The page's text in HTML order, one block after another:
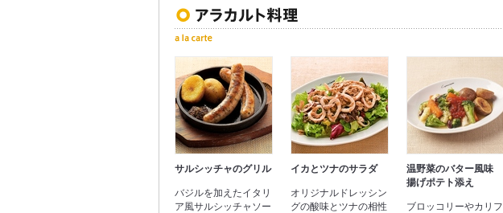
サルシッチャのグリル
バジルを加えたイタリ
ア風サルシッチャソー
イカとツナのサラダ
オリジナルドレッシン
グの酸味とツナの相性
温野菜のバター風味
揚げポテト添え
ブロッコリーやカリフ